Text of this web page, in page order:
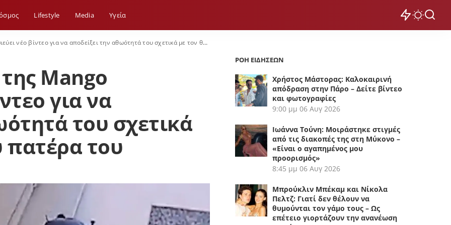
Lifestyle Media Yγεία
βίντεο για να αποδείξει την αθωότητά του σχετικά με τον θάνατο του πατέρα του
Mango
για να
του σχετικά
πατέρα του
ΡΟΗ ΕΙΔΗΣΕΩΝ
Χρήστος Μάστορας: Καλοκαιρινή
απόδραση στην Πάρο – Δείτε βίντεο
και φωτογραφίες
9:00 μμ 06 Αυγ 2026
Ιωάννα Τούνη: Μοιράστηκε στιγμές
από τις διακοπές της στη Μύκονο –
«Είναι ο αγαπημένος μου
προορισμός»
8:45 μμ 06 Αυγ 2026
Μπρούκλιν Μπέκαμ και Νίκολα
Πελτζ: Γιατί δεν θέλουν να
θυμούνται τον γάμο τους – Ως
επέτειο γιορτάζουν την ανανέωση